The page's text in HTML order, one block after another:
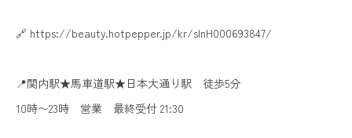
🔗 https://beauty.hotpepper.jp/kr/slnH000693847/
📍関内駅★馬車道駅★日本大通り駅 徒歩5分
10時〜23時 営業 最終受付 21:30